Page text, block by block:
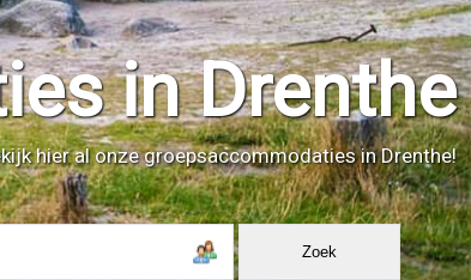
in Drenthe
hier al onze groepsaccommodaties in Drenthe!